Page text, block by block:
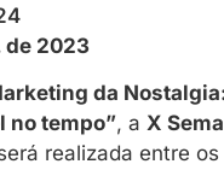
de 2023
da
no tempo”, a X
realizada entre os